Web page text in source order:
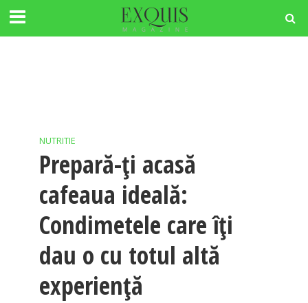
NUTRITIE
Prepară-ţi acasă
cafeaua ideală:
Condimetele care îţi
dau o cu totul altă
experienţă